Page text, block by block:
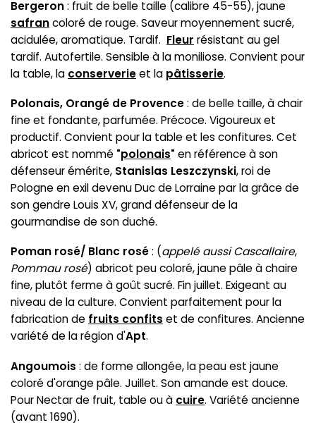
Bergeron: fruit de belle taille (calibre 45-55), jaune
safrancoloré de rouge. Saveur moyennement sucré,
acidulée, aromatique. Tardif. Fleur résistant au gel
tardif. Autofertile. Sensible à la moniliose. Convient pour
la table, la conserverieet la pâtisserie.
Polonais, Orangé de Provence: de belle taille, à chair
fine et fondante, parfumée. Précoce. Vigoureux et
productif. Convient pour la table et les confitures. Cet
abricot est nommé "polonais" en référence à son
défenseur émérite, Stanislas Leszczynski, roi de
Pologne en exil devenu Duc de Lorraine par la grâce de
son gendre Louis XV, grand défenseur de la
gourmandise de son duché.
Poman rosé/ Blanc rosé: (appelé aussi Cascallaire,
Pommau rosé) abricot peu coloré, jaune pâle à chaire
fine, plutôt ferme à goût sucré. Fin juillet. Exigeant au
niveau de la culture. Convient parfaitement pour la
fabrication de fruits confits et de confitures. Ancienne
variété de la région d'Apt.
Angoumois : de forme allongée, la peau est jaune
coloré d'orange pâle. Juillet. Son amande est douce.
Pour Nectar de fruit, table ou à cuire. Variété ancienne
(avant 1690).